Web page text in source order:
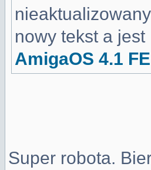
nowy tekst a
AmigaOS 4.1 FE
Super robota.